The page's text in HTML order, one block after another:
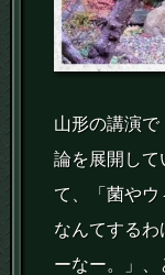
山形の講演
論を展開して
て、「菌やウ
なんてする
ーなー。」